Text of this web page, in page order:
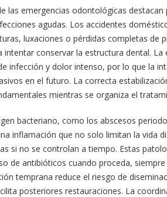
las emergencias odontológicas destacan
agudas. Los accidentes
luxaciones o pérdidas completas de
intentar conservar la estructura dental. La
infección y dolor intenso, por lo que la
en el futuro. La correcta
mientras se organiza el
bacteriano, como los abscesos
inflamación que no solo limitan la vida
si no se controlan a tiempo. Estas
de antibióticos cuando proceda,
temprana reduce el riesgo de
posteriores restauraciones. La